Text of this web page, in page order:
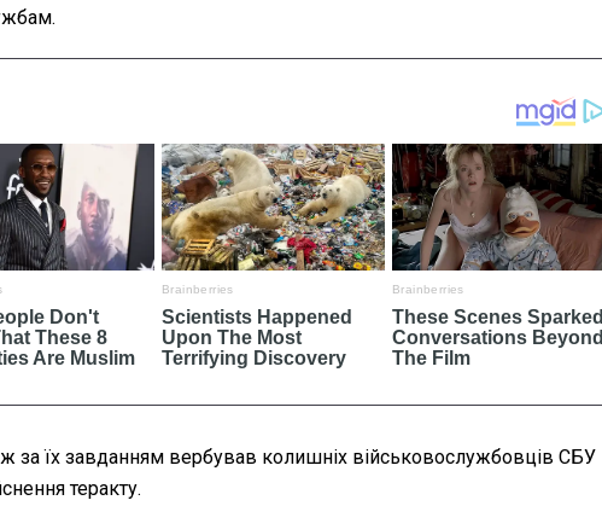
за їх завданням вербував колишніх військовослужбовців СБУ
теракту.